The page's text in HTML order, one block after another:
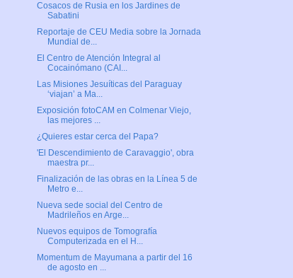
Cosacos de Rusia en los Jardines de
Sabatini
Reportaje de CEU Media sobre la Jornada
Mundial de...
El Centro de Atención Integral al
Cocainómano (CAI...
Las Misiones Jesuíticas del Paraguay
‘viajan’ a Ma...
Exposición fotoCAM en Colmenar Viejo,
las mejores ...
¿Quieres estar cerca del Papa?
'El Descendimiento de Caravaggio', obra
maestra pr...
Finalización de las obras en la Línea 5 de
Metro e...
Nueva sede social del Centro de
Madrileños en Arge...
Nuevos equipos de Tomografía
Computerizada en el H...
Momentum de Mayumana a partir del 16
de agosto en ...